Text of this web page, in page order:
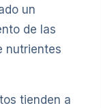
un
de las
nutrientes
tienden a